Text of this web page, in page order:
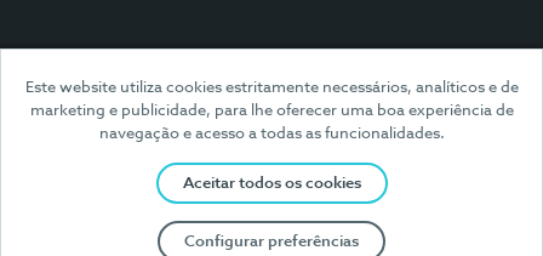
Este website utiliza cookies estritamente necessários, analíticos e de
marketing e publicidade, para lhe oferecer uma boa experiência de
navegação e acesso a todas as funcionalidades.
Aceitar todos os cookies
Configurar preferências